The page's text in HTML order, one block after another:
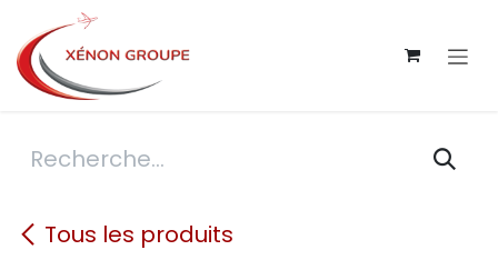
Se rendre au contenu
Tous les produits